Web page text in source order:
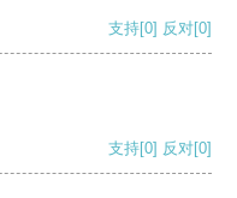
支持[0] 反对[0]
支持[0] 反对[0]